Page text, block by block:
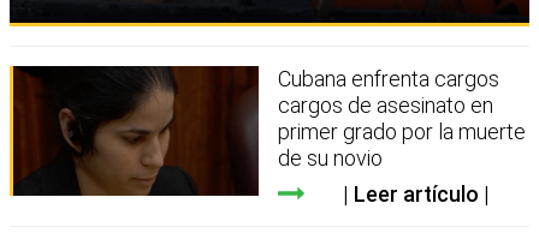
Cubana enfrenta cargos
cargos de asesinato en
primer grado por la muerte
de su novio
Leer artículo